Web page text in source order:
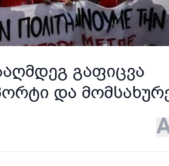
გაფიცვა
და